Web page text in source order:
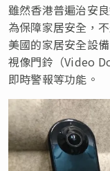
雖然香港普遍治安
為保障家居安全，
美國的家居安全設
視像門鈴（Video
即時警報等功能。